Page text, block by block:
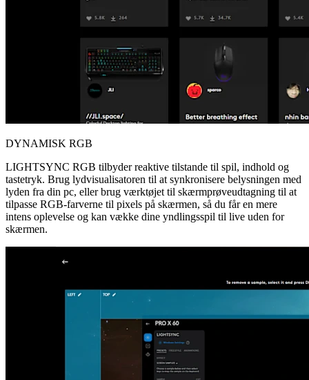
DYNAMISK RGB
LIGHTSYNC RGB tilbyder reaktive tilstande til spil, indhold og
tastetryk. Brug lydvisualisatoren til at synkronisere belysningen med
lyden fra din pc, eller brug værktøjet til skærmprøveudtagning til at
tilpasse RGB-farverne til pixels på skærmen, så du får en mere
intens oplevelse og kan vække dine yndlingsspil til live uden for
skærmen.